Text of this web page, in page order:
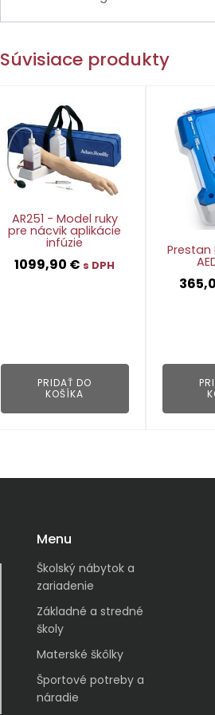
Súvisiace produkty
AR251 - Model ruky
pre nácvik aplikácie
infúzie
1099,90 € s DPH
PRIDAŤ DO
KOŠÍKA
Prestan
Menu
Školský nábytok a
zariadenie
Základné a stredné
školy
Materské škôlky
Športové potreby a
náradie